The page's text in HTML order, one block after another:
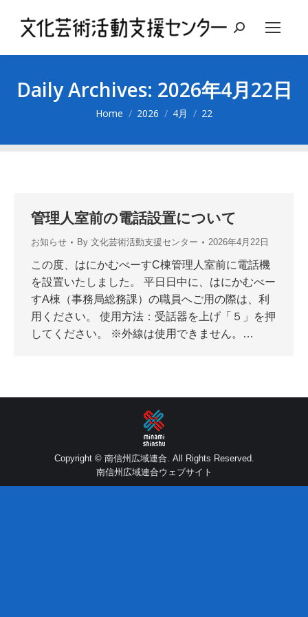
Search:
Daily Archives: 2026年4月22日
You are here:
Home 2026 4月 22
管理人室前の電話設置について
お知らせ By 文化芸術活動支援センター 2026年4月22日
この度、はにかむべーすC棟管理人室前に電話機
を設置いたしました。 平日日中に、はにかむべー
すA棟（事務局総務課）の職員へご用の際は、利
用ください。 使用方法：受話器を上げ「５」を押
してください。 ※外線は使用できません。…
Copyright © 南信州広域連合. All Rights Reserved.
南信州広域連合ウェブサイト